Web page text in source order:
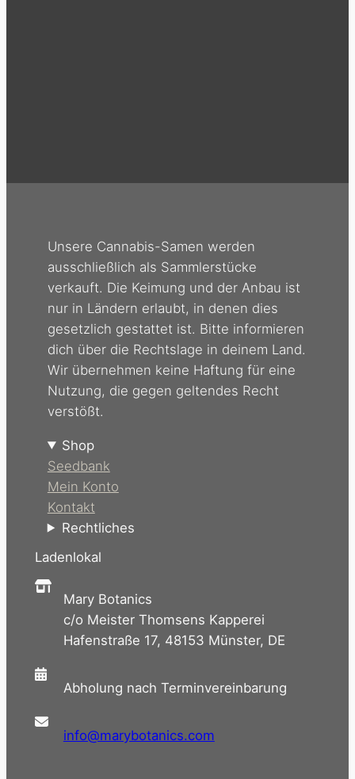
Unsere Cannabis-Samen werden
ausschließlich als Sammlerstücke
verkauft. Die Keimung und der Anbau ist
nur in Ländern erlaubt, in denen dies
gesetzlich gestattet ist. Bitte informieren
dich über die Rechtslage in deinem Land.
Wir übernehmen keine Haftung für eine
Nutzung, die gegen geltendes Recht
verstößt.
Shop
Seedbank
Mein Konto
Kontakt
Rechtliches
Ladenlokal
Mary Botanics
c/o Meister Thomsens Kapperei
Hafenstraße 17, 48153 Münster, DE
Abholung nach Terminvereinbarung
info@marybotanics.com